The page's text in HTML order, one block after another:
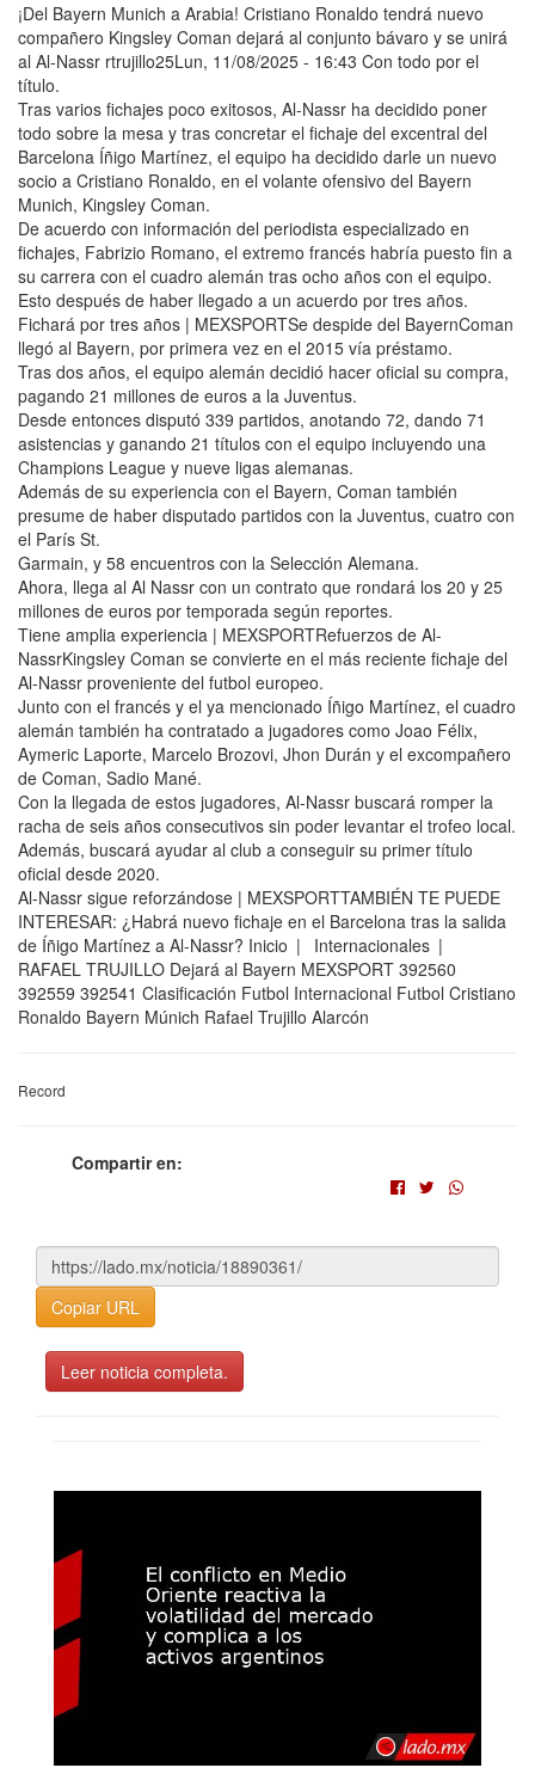
¡Del Bayern Munich a Arabia! Cristiano Ronaldo tendrá nuevo
compañero Kingsley Coman dejará al conjunto bávaro y se unirá
al Al-Nassr rtrujillo25Lun, 11/08/2025 - 16:43 Con todo por el
título.
Tras varios fichajes poco exitosos, Al-Nassr ha decidido poner
todo sobre la mesa y tras concretar el fichaje del excentral del
Barcelona Íñigo Martínez, el equipo ha decidido darle un nuevo
socio a Cristiano Ronaldo, en el volante ofensivo del Bayern
Munich, Kingsley Coman.
De acuerdo con información del periodista especializado en
fichajes, Fabrizio Romano, el extremo francés habría puesto fin a
su carrera con el cuadro alemán tras ocho años con el equipo.
Esto después de haber llegado a un acuerdo por tres años.
Fichará por tres años | MEXSPORTSe despide del BayernComan
llegó al Bayern, por primera vez en el 2015 vía préstamo.
Tras dos años, el equipo alemán decidió hacer oficial su compra,
pagando 21 millones de euros a la Juventus.
Desde entonces disputó 339 partidos, anotando 72, dando 71
asistencias y ganando 21 títulos con el equipo incluyendo una
Champions League y nueve ligas alemanas.
Además de su experiencia con el Bayern, Coman también
presume de haber disputado partidos con la Juventus, cuatro con
el París St.
Garmain, y 58 encuentros con la Selección Alemana.
Ahora, llega al Al Nassr con un contrato que rondará los 20 y 25
millones de euros por temporada según reportes.
Tiene amplia experiencia | MEXSPORTRefuerzos de Al-
NassrKingsley Coman se convierte en el más reciente fichaje del
Al-Nassr proveniente del futbol europeo.
Junto con el francés y el ya mencionado Íñigo Martínez, el cuadro
alemán también ha contratado a jugadores como Joao Félix,
Aymeric Laporte, Marcelo Brozovi, Jhon Durán y el excompañero
de Coman, Sadio Mané.
Con la llegada de estos jugadores, Al-Nassr buscará romper la
racha de seis años consecutivos sin poder levantar el trofeo local.
Además, buscará ayudar al club a conseguir su primer título
oficial desde 2020.
Al-Nassr sigue reforzándose | MEXSPORTTAMBIÉN TE PUEDE
INTERESAR: ¿Habrá nuevo fichaje en el Barcelona tras la salida
de Íñigo Martínez a Al-Nassr? Inicio | Internacionales |
RAFAEL TRUJILLO Dejará al Bayern MEXSPORT 392560
392559 392541 Clasificación Futbol Internacional Futbol Cristiano
Ronaldo Bayern Múnich Rafael Trujillo Alarcón
Record
Compartir en:
Copiar URL
Leer noticia completa.